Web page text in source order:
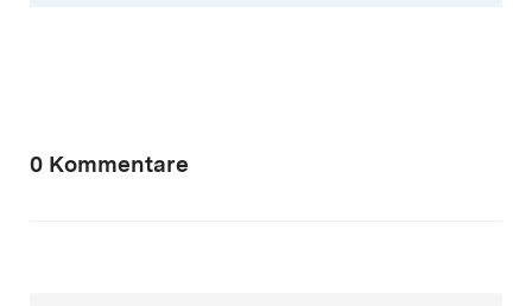
0 Kommentare